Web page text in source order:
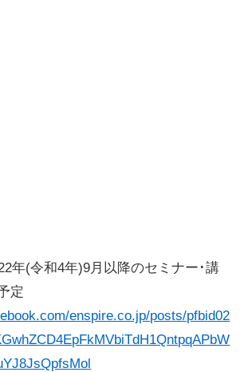
年(令和4年)9月以降のセミナー･講
定
enspire.co.jp/posts/pfbid02